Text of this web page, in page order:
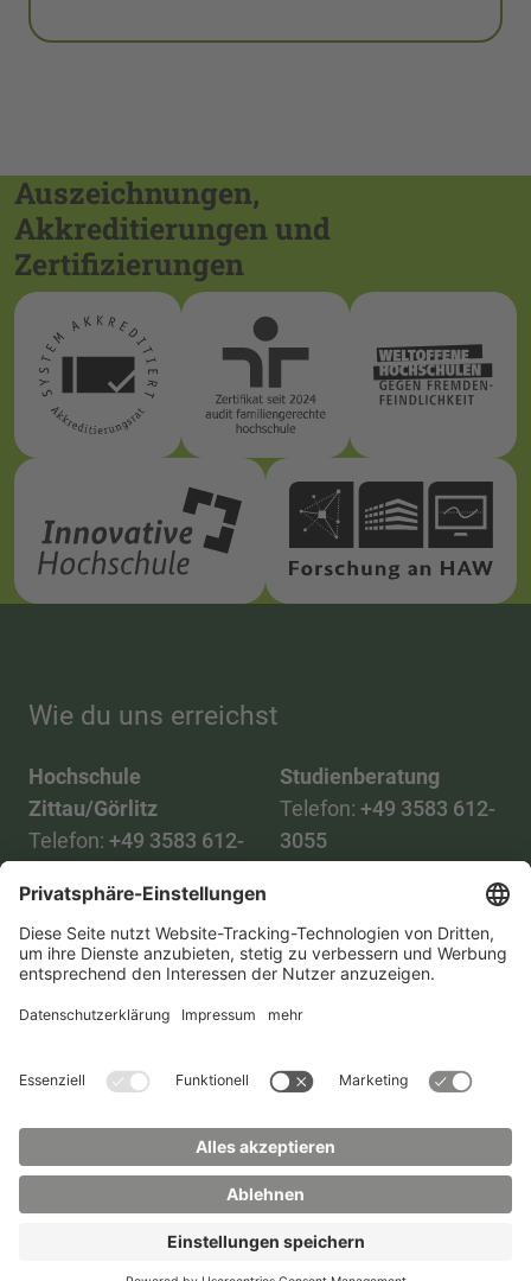
Auszeichnungen,
Akkreditierungen und
Zertifizierungen
Wie du uns erreichst
Hochschule
Zittau/Görlitz
Telefon: +49 3583 612-
Mail:info(at)hszg.de
Studienberatung
Telefon: +49 3583 612-
3055
Mail:
stud.info(at)hszg.de
TransparenzgesetzKontakt Lageplan